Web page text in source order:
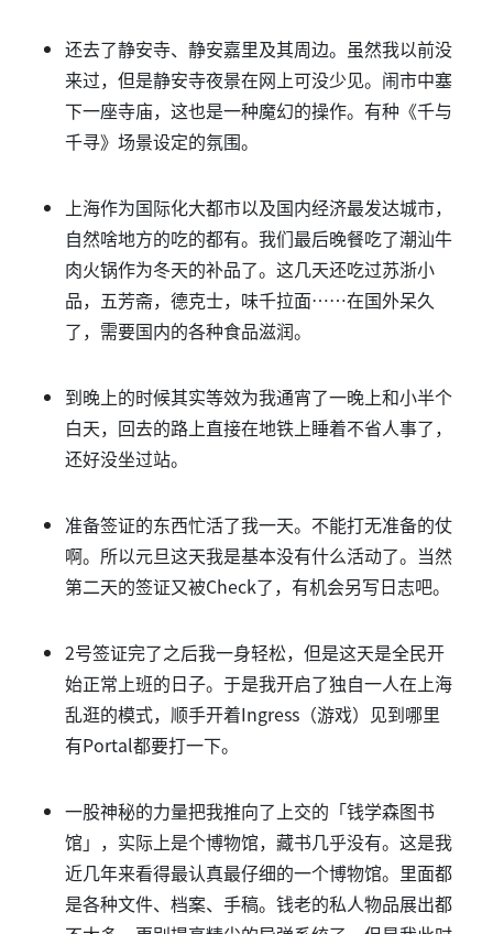
还去了静安寺、静安嘉里及其周边。虽然我以前没
来过，但是静安寺夜景在网上可没少见。闹市中塞
下一座寺庙，这也是一种魔幻的操作。有种《千与
千寻》场景设定的氛围。
上海作为国际化大都市以及国内经济最发达城市，
自然啥地方的吃的都有。我们最后晚餐吃了潮汕牛
肉火锅作为冬天的补品了。这几天还吃过苏浙小
品，五芳斋，德克士，味千拉面……在国外呆久
了，需要国内的各种食品滋润。
到晚上的时候其实等效为我通宵了一晚上和小半个
白天，回去的路上直接在地铁上睡着不省人事了，
还好没坐过站。
准备签证的东西忙活了我一天。不能打无准备的仗
啊。所以元旦这天我是基本没有什么活动了。当然
第二天的签证又被Check了，有机会另写日志吧。
2号签证完了之后我一身轻松，但是这天是全民开
始正常上班的日子。于是我开启了独自一人在上海
乱逛的模式，顺手开着Ingress（游戏）见到哪里
有Portal都要打一下。
一股神秘的力量把我推向了上交的「钱学森图书
馆」，实际上是个博物馆，藏书几乎没有。这是我
近几年来看得最认真最仔细的一个博物馆。里面都
是各种文件、档案、手稿。钱老的私人物品展出都